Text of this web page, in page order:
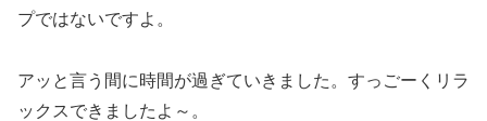
プではないですよ。
アッと言う間に時間が過ぎていきました。すっごーくリラ
ックスできましたよ～。